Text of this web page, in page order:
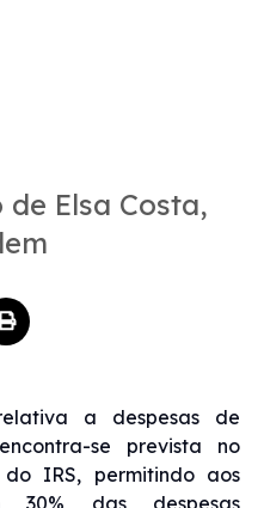
de Elsa Costa,
a despesas de
se prevista no
IRS, permitindo aos
30% das despesas